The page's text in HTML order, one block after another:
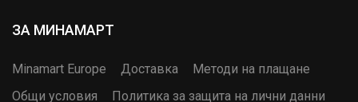
ЗА МИНАМАРТ
Minamart Europe Доставка
Методи на плащане
Общи условия
Политика за защита на лични данни